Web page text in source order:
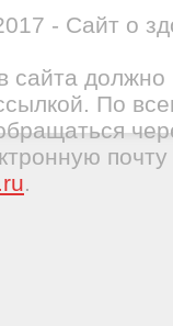
- Сайт о
сайта должно
По
почту
.